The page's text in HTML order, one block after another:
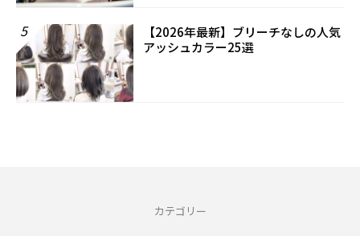
5
【2026年最新】ブリーチなしの人気
アッシュカラー25選
カテゴリー